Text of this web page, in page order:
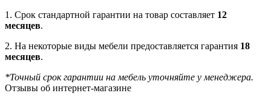
1. Срок стандартной гарантии на товар составляет 12
месяцев.
2. На некоторые виды мебели предоставляется гарантия 18
месяцев.
*Точный срок гарантии на мебель уточняйте у менеджера.
Отзывы об интернет-магазине